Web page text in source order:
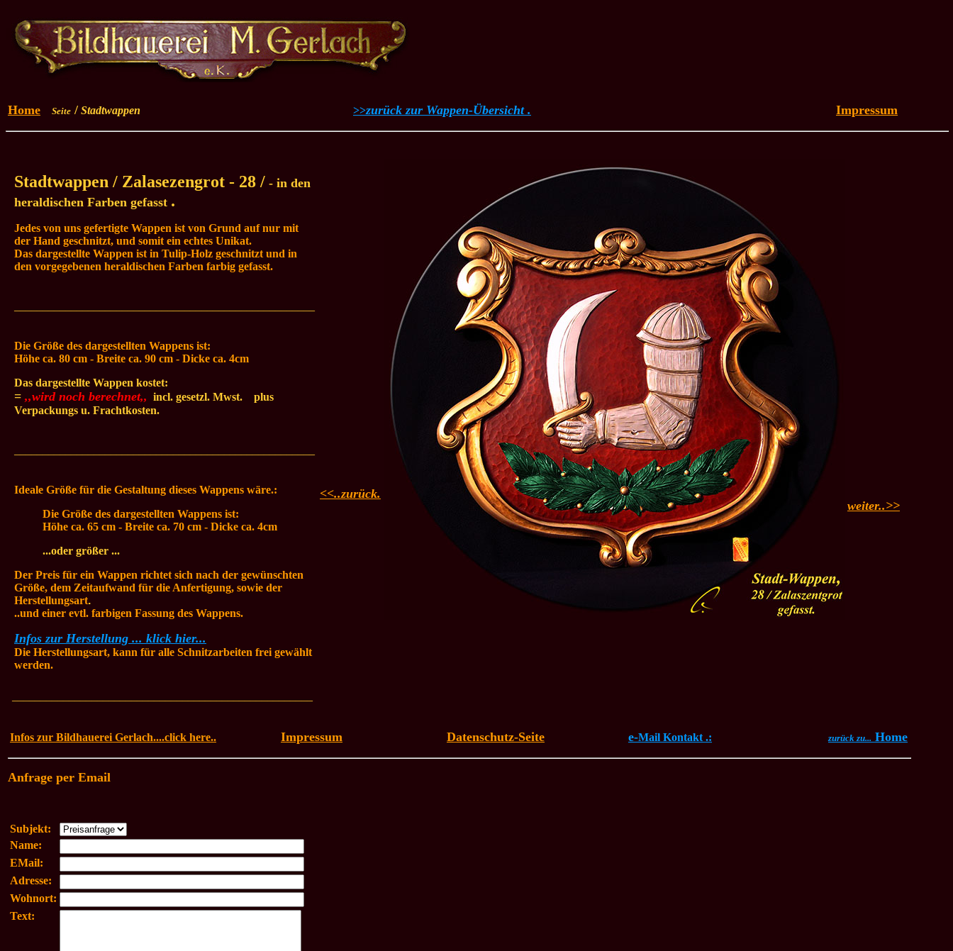
Home Seite / Stadtwappen >>zurück zur Wappen-Übersicht . Impressum
Stadtwappen / Zalasezengrot - 28 / - in den
heraldischen Farben gefasst .
Jedes von uns gefertigte Wappen ist von Grund auf nur mit
der Hand geschnitzt, und somit ein echtes Unikat.
Das dargestellte Wappen ist in Tulip-Holz geschnitzt und in
den vorgegebenen heraldischen Farben farbig gefasst.
Die Größe des dargestellten Wappens ist:
Höhe ca. 80 cm - Breite ca. 90 cm - Dicke ca. 4cm
Das dargestellte Wappen kostet:
= ,,wird noch berechnet,, incl. gesetzl. Mwst.
plus
Verpackungs u. Frachtkosten.
Ideale Größe für die Gestaltung dieses Wappens wäre.:
Die Größe des dargestellten Wappens ist:
Höhe ca. 65 cm - Breite ca. 70 cm - Dicke ca. 4cm
...oder größer ...
Der Preis für ein Wappen richtet sich nach der gewünschten
Größe, dem Zeitaufwand für die Anfertigung, sowie der
Herstellungsart.
..und einer evtl. farbigen Fassung des Wappens.
Infos zur Herstellung ... klick hier...
Die Herstellungsart, kann für alle Schnitzarbeiten frei gewählt
werden.
<<..zurück.
weiter..>>
Infos zur Bildhauerei Gerlach....click here.. Impressum Datenschutz-Seite e-Mail Kontakt .: zurück zu... Home
Anfrage per Email
Subjekt:
Name:
EMail:
Adresse:
Wohnort:
Text: